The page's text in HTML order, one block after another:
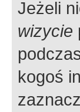
Jeżeli
wizycie
kogoś